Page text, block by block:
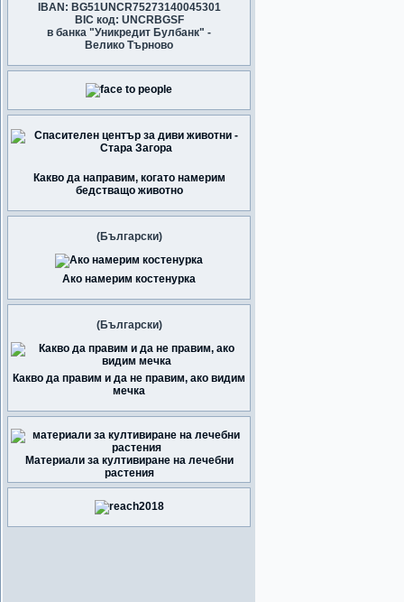
IBAN: BG51UNCR75273140045301
BIC код: UNCRBGSF
в банка "Уникредит Булбанк" -
Велико Търново
Какво да направим, когато намерим
бедстващо животно
(Български)
Ако намерим костенурка
(Български)
Какво да правим и да не правим, ако видим
мечка
Материали за култивиране на лечебни
растения